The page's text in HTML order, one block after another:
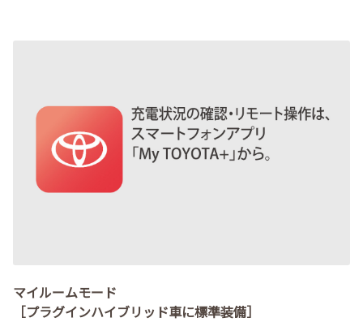
マイルームモード
［プラグインハイブリッド車に標準装備］